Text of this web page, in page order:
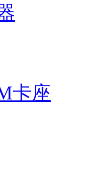
卡座